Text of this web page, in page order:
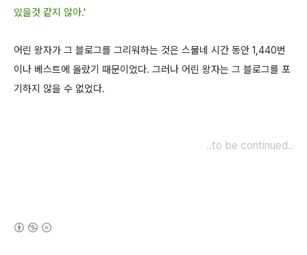
있을것 같지 않아.'
어린 왕자가 그 블로그를 그리워하는 것은 스물네 시간 동안 1,440번
이나 베스트에 올랐기 때문이었다. 그러나 어린 왕자는 그 블로그를 포
기하지 않을 수 없었다.
..to be continued..